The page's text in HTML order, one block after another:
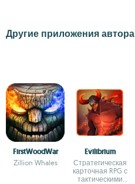
Другие приложения автора
FirstWoodWar
Zillion Whales
Evilibrium
Стратегическая
карточная RPG с
тактическими